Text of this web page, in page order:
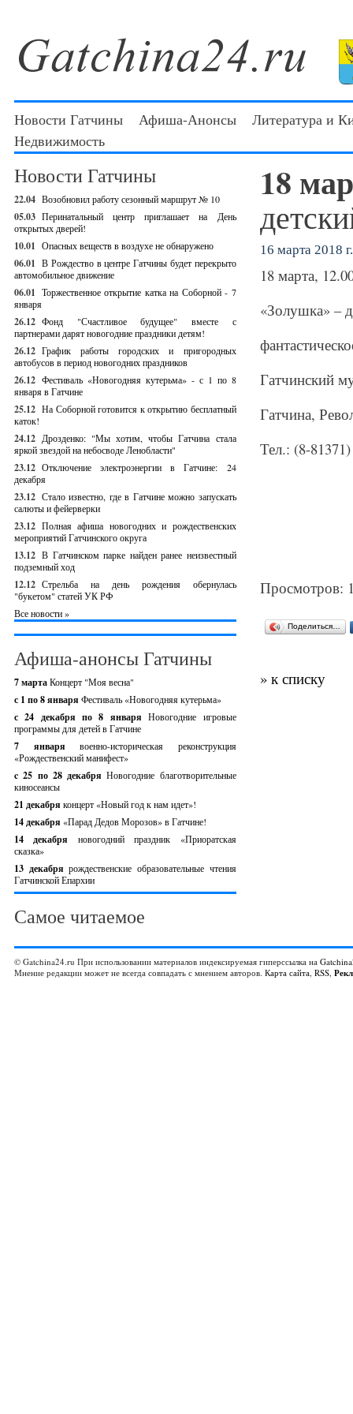
Новости Гатчины Афиша-Анонсы
Литература и
Недвижимость
Новости Гатчины
22.04 Возобновил работу сезонный маршрут № 10
05.03 Перинатальный центр приглашает на День
открытых дверей!
10.01 Опасных веществ в воздухе не обнаружено
06.01 В Рождество в центре Гатчины будет перекрыто
автомобильное движение
06.01 Торжественное открытие катка на Соборной - 7
января
26.12 Фонд "Счастливое будущее" вместе с
партнерами дарят новогодние праздники детям!
26.12 График работы городских и пригородных
автобусов в период новогодних праздников
26.12 Фестиваль «Новогодняя кутерьма» - с 1 по 8
января в Гатчине
25.12 На Соборной готовится к открытию бесплатный
каток!
24.12 Дрозденко: "Мы хотим, чтобы Гатчина стала
яркой звездой на небосводе Ленобласти"
23.12 Отключение электроэнергии в Гатчине: 24
декабря
23.12 Стало известно, где в Гатчине можно запускать
салюты и фейерверки
23.12 Полная афиша новогодних и рождественских
мероприятий Гатчинского округа
13.12 В Гатчинском парке найден ранее неизвестный
подземный ход
12.12 Стрельба на день рождения обернулась
"букетом" статей УК РФ
Все новости »
Афиша-анонсы Гатчины
7 мартаКонцерт "Моя весна"
с 1 по 8 января Фестиваль «Новогодняя кутерьма»
с 24 декабря по 8 январяНовогодние игровые
программы для детей в Гатчине
7 январявоенно-историческая реконструкция
«Рождественский манифест»
c 25 по 28 декабряНовогодние благотворительные
киносеансы
21 декабря концерт «Новый год к нам идет»!
14 декабря «Парад Дедов Морозов» в Гатчине!
14 декабря новогодний праздник «Приоратская
сказка»
13 декабрярождественские образовательные чтения
Гатчинской Епархии
Самое читаемое
18
16 марта 2018 г.
18 марта,
«Золушка» –
Гатчинский
Гатчина,
Тел.: (8-
Просмотров:
Поделиться…
» к списку
© Gatchina24.ru При использовании материалов индексируемая гиперссылка на
Мнение редакции может не всегда совпадать с мнением авторов. Карта сайта, RSS,